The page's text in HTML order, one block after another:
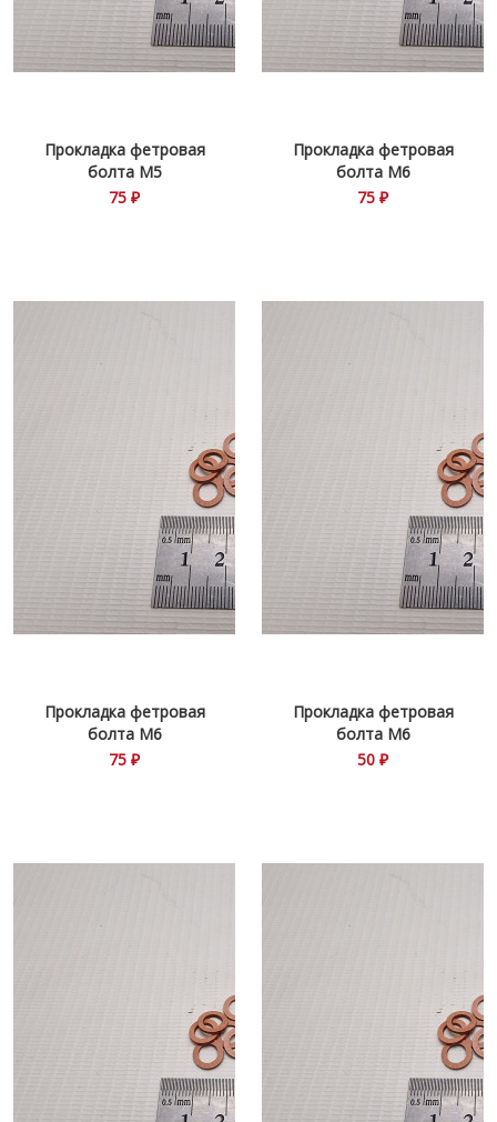
Прокладка фетровая
болта М5
75 ₽
Прокладка фетровая
болта М6
75 ₽
Прокладка фетровая
болта М6
75 ₽
Прокладка фетровая
болта М6
50 ₽